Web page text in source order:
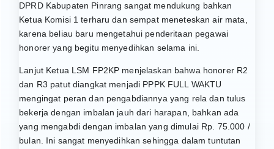
DPRD Kabupaten Pinrang sangat mendukung bahkan
Ketua Komisi 1 terharu dan sempat meneteskan air mata,
karena beliau baru mengetahui penderitaan pegawai
honorer yang begitu menyedihkan selama ini.
Lanjut Ketua LSM FP2KP menjelaskan bahwa honorer R2
dan R3 patut diangkat menjadi PPPK FULL WAKTU
mengingat peran dan pengabdiannya yang rela dan tulus
bekerja dengan imbalan jauh dari harapan, bahkan ada
yang mengabdi dengan imbalan yang dimulai Rp. 75.000 /
bulan. Ini sangat menyedihkan sehingga dalam tuntutan